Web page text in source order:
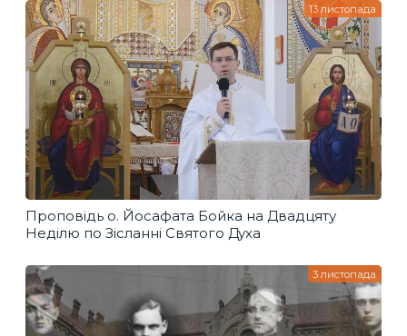
Проповідь о. Йосафата Бойка на Двадцяту
Неділю по Зісланні Святого Духа
13 листопада
3 листопада